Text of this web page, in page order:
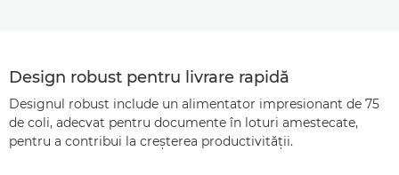
Design robust pentru livrare rapidă
Designul robust include un alimentator impresionant de 75
de coli, adecvat pentru documente în loturi amestecate,
pentru a contribui la creşterea productivităţii.